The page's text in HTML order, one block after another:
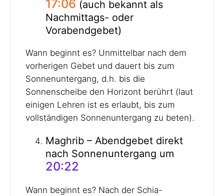
17:06 (auch bekannt als
Nachmittags- oder
Vorabendgebet)
Wann beginnt es? Unmittelbar nach dem
vorherigen Gebet und dauert bis zum
Sonnenuntergang, d.h. bis die
Sonnenscheibe den Horizont berührt (laut
einigen Lehren ist es erlaubt, bis zum
vollständigen Sonnenuntergang zu beten).
Maghrib – Abendgebet direkt
nach Sonnenuntergang um
20:22
Wann beginnt es? Nach der Schia-